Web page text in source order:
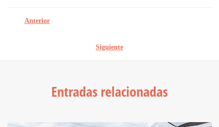
Anterior
Siguiente
Entradas relacionadas